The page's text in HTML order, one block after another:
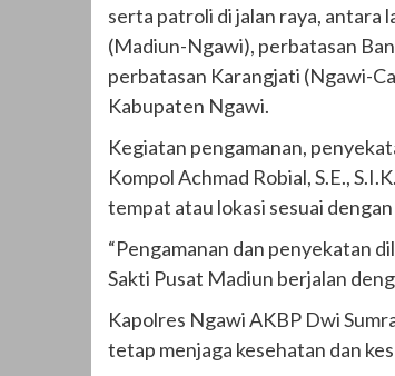
serta patroli di jalan raya, antara
(Madiun-Ngawi), perbatasan
perbatasan Karangjati (Ngawi-
Kabupaten Ngawi.
Kegiatan pengamanan,
Kompol Achmad Robial, S.E.,
tempat atau lokasi sesuai
“Pengamanan dan penyekatan
Sakti Pusat Madiun berjalan
Kapolres Ngawi AKBP Dwi
tetap menjaga kesehatan dan